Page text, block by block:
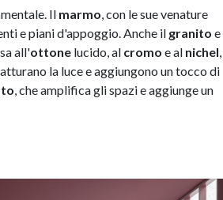
Il marmo, con le sue venature
e piani d'appoggio. Anche il granito e
all'ottone lucido, al cromo e al nichel,
la luce e aggiungono un tocco di
, che amplifica gli spazi e aggiunge un